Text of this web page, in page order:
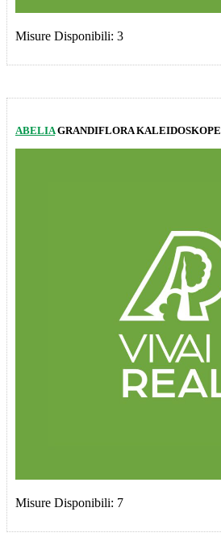
Misure Disponibili: 3
ABELIAGRANDIFLORA KALEIDOSKOPE
Misure Disponibili: 7